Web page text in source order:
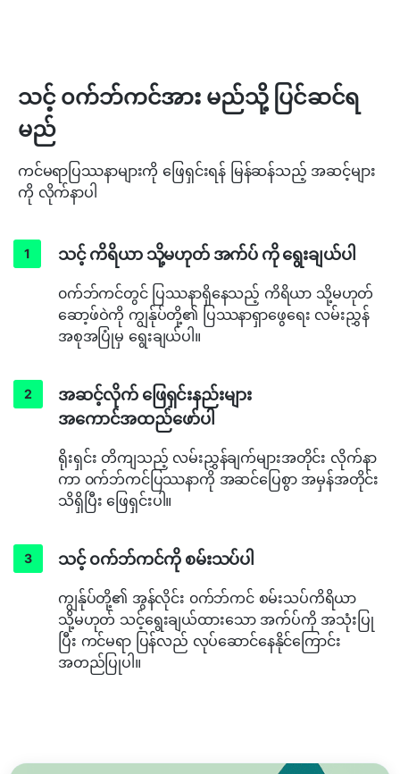
သင့် ၀က်ဘ်ကင်အား မည်သို့ ပြင်ဆင်ရ
မည်
ကင်မရာပြဿနာများကို ဖြေရှင်းရန် မြန်ဆန်သည့် အဆင့်များ
ကို လိုက်နာပါ
သင့် ကိရိယာ သို့မဟုတ် အက်ပ် ကို ရွေးချယ်ပါ
၀က်ဘ်ကင်တွင် ပြဿနာရှိနေသည့် ကိရိယာ သို့မဟုတ်
ဆော့ဖ်ဝဲကို ကျွန်ုပ်တို့၏ ပြဿနာရှာဖွေရေး လမ်းညွှန်
အစုအပြုံမှ ရွေးချယ်ပါ။
အဆင့်လိုက် ဖြေရှင်းနည်းများ
အကောင်အထည်ဖော်ပါ
ရိုးရှင်း တိကျသည့် လမ်းညွှန်ချက်များအတိုင်း လိုက်နာ
ကာ ၀က်ဘ်ကင်ပြဿနာကို အဆင်ပြေစွာ အမှန်အတိုင်း
သိရှိပြီး ဖြေရှင်းပါ။
သင့် ၀က်ဘ်ကင်ကို စမ်းသပ်ပါ
ကျွန်ုပ်တို့၏ အွန်လိုင်း ၀က်ဘ်ကင် စမ်းသပ်ကိရိယာ
သို့မဟုတ် သင့်ရွေးချယ်ထားသော အက်ပ်ကို အသုံးပြု
ပြီး ကင်မရာ ပြန်လည် လုပ်ဆောင်နေနိုင်ကြောင်း
အတည်ပြုပါ။